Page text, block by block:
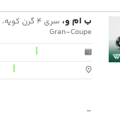
ب ام و،
Gran-Coupe
|
|
-